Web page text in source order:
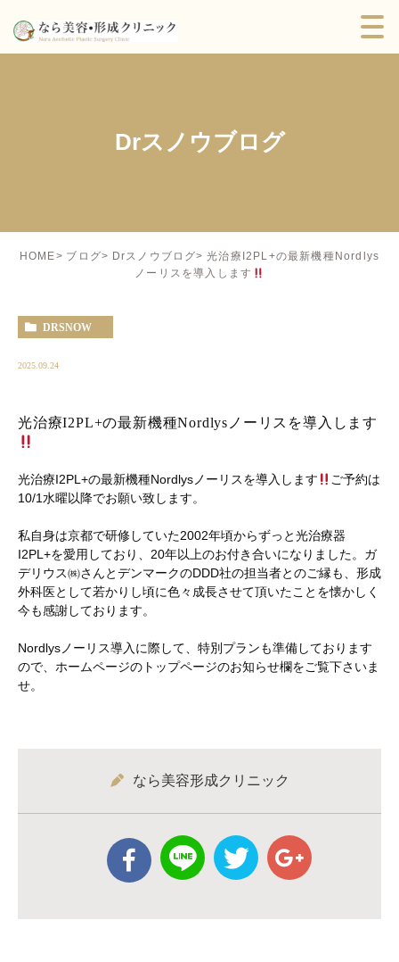
Drスノウブログ
HOME ブログ Drスノウブログ
光治療I2PL+の最新機種Nordlys
ノーリスを導入します
DRSNOW
2025.09.24
光治療I2PL+の最新機種Nordlysノーリスを導入します
光治療I2PL+の最新機種Nordlysノーリスを導入します
ご予約は
10/1水曜以降でお願い致します。
私自身は京都で研修していた2002年頃からずっと光治療器
I2PL+を愛用しており、20年以上のお付き合いになりました。ガ
デリウス㈱さんとデンマークのDDD社の担当者とのご縁も、形成
外科医として若かりし頃に色々成長させて頂いたことを懐かしく
今も感謝しております。
Nordlysノーリス導入に際して、特別プランも準備しております
ので、ホームページのトップページのお知らせ欄をご覧下さいま
せ。
なら美容形成クリニック